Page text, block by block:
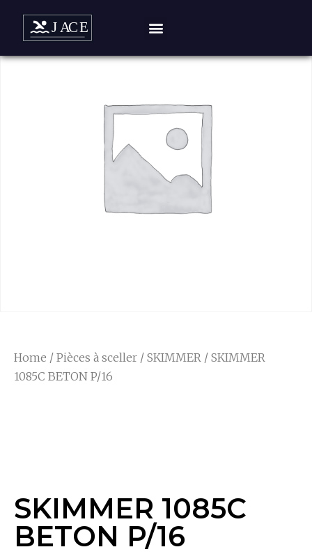
Home / Pièces à sceller / SKIMMER / SKIMMER
1085C BETON P/16
SKIMMER 1085C
BETON P/16